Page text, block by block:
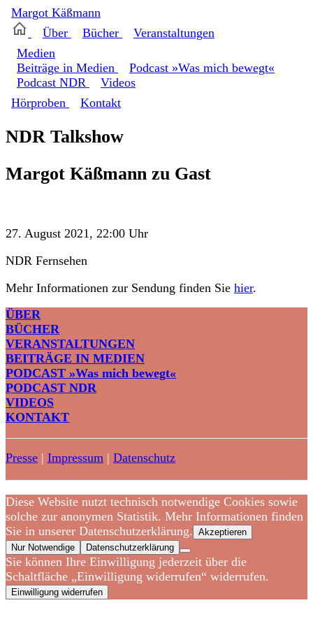
Margot Käßmann
Über
Bücher
Veranstaltungen
Medien
Beiträge in Medien
Podcast »Was mich bewegt«
Podcast NDR
Videos
Hörproben
Kontakt
NDR Talkshow
Margot Käßmann zu Gast
27. August 2021, 22:00 Uhr
NDR Fernsehen
Mehr Informationen zur Sendung finden Sie hier.
ÜBER
BÜCHER
VERANSTALTUNGEN
BEITRÄGE IN MEDIEN
PODCAST »Was mich bewegt«
PODCAST NDR
VIDEOS
KONTAKT
Presse | Impressum | Datenschutz
Diese Website nutzt technisch notwendige Cookies sowie
solche zur anonymen Statistik. Mehr Informationen finden
Sie in unserer Datenschutzerklärung.
Akzeptieren
Nur Notwendige
Datenschutzerklärung
Sie können Ihre Einwilligung jederzeit über die
Schaltfläche „Einwilligung widerrufen“ widerrufen.
Einwilligung widerrufen